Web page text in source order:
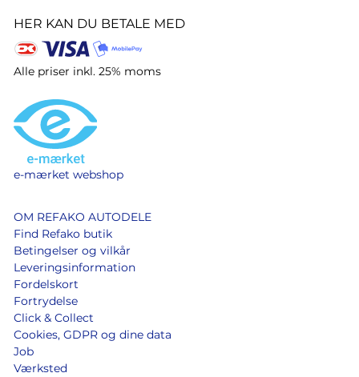
HER KAN DU BETALE MED
Alle priser inkl. 25% moms
e-mærket webshop
OM REFAKO AUTODELE
Find Refako butik
Betingelser og vilkår
Leveringsinformation
Fordelskort
Fortrydelse
Click & Collect
Cookies, GDPR og dine data
Job
Værksted